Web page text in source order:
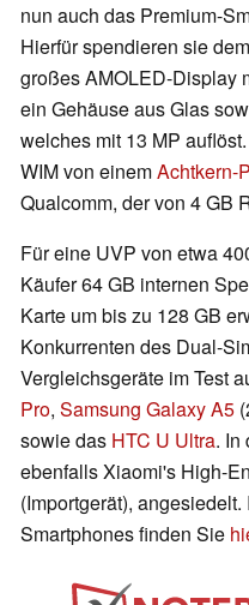
nun auch das Premium-
Hierfür spendieren sie
großes AMOLED-Display
ein Gehäuse aus Glas
welches mit 13 MP
WIM von einemAchtkern-
Qualcomm, der von 4 GB
Für eine UVP von etwa
Käufer 64 GB internen
Karte um bis zu 128 GB
Konkurrenten des Dual-
Vergleichsgeräte im Test
Pro, Samsung Galaxy A5
sowie das HTC U Ultra. In
ebenfalls Xiaomi's High-
(Importgerät),
Smartphones finden Sie